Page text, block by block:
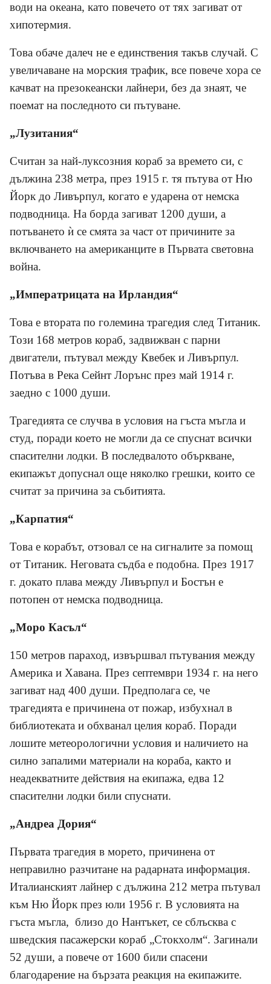
води на океана, като повечето от тях загиват от
хипотермия.
Това обаче далеч не е единствения такъв случай. С
увеличаване на морския трафик, все повече хора се
качват на презокеански лайнери, без да знаят, че
поемат на последното си пътуване.
„Лузитания“
Считан за най-луксозния кораб за времето си, с
дължина 238 метра, през 1915 г. тя пътува от Ню
Йорк до Ливърпул, когато е ударена от немска
подводница. На борда загиват 1200 души, а
потъването ѝ се смята за част от причините за
включването на американците в Първата световна
война.
„Императрицата на Ирландия“
Това е втората по големина трагедия след Титаник.
Този 168 метров кораб, задвижван с парни
двигатели, пътувал между Квебек и Ливърпул.
Потъва в Река Сейнт Лорънс през май 1914 г.
заедно с 1000 души.
Трагедията се случва в условия на гъста мъгла и
студ, поради което не могли да се спуснат всички
спасителни лодки. В последвалото объркване,
екипажът допуснал още няколко грешки, които се
считат за причина за събитията.
„Карпатия“
Това е корабът, отзовал се на сигналите за помощ
от Титаник. Неговата съдба е подобна. През 1917
г. докато плава между Ливърпул и Бостън е
потопен от немска подводница.
„Моро Касъл“
150 метров параход, извършвал пътувания между
Америка и Хавана. През септември 1934 г. на него
загиват над 400 души. Предполага се, че
трагедията е причинена от пожар, избухнал в
библиотеката и обхванал целия кораб. Поради
лошите метеорологични условия и наличието на
силно запалими материали на кораба, както и
неадекватните действия на екипажа, едва 12
спасителни лодки били спуснати.
„Андреа Дория“
Първата трагедия в морето, причинена от
неправилно разчитане на радарната информация.
Италианският лайнер с дължина 212 метра пътувал
към Ню Йорк през юли 1956 г. В условията на
гъста мъгла, близо до Нантъкет, се сблъсква с
шведския пасажерски кораб „Стокхолм“. Загинали
52 души, а повече от 1600 били спасени
благодарение на бързата реакция на екипажите.